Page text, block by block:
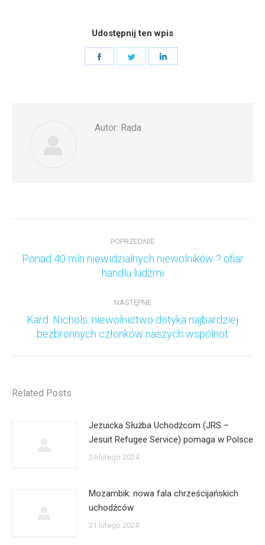
Udostępnij ten wpis
Autor: Rada
POPRZEDNIE
Poprzedni
wpis:
Ponad 40 mln niewidzialnych niewolników ? ofiar
handlu ludźmi
NASTĘPNE
Następny
wpis:
Kard. Nichols: niewolnictwo dotyka najbardziej
bezbronnych członków naszych wspólnot
Related Posts
Jezuicka Służba Uchodźcom (JRS –
Jesuit Refugee Service) pomaga w Polsce
24 lutego 2024
Mozambik: nowa fala chrześcijańskich
uchodźców
21 lutego 2024